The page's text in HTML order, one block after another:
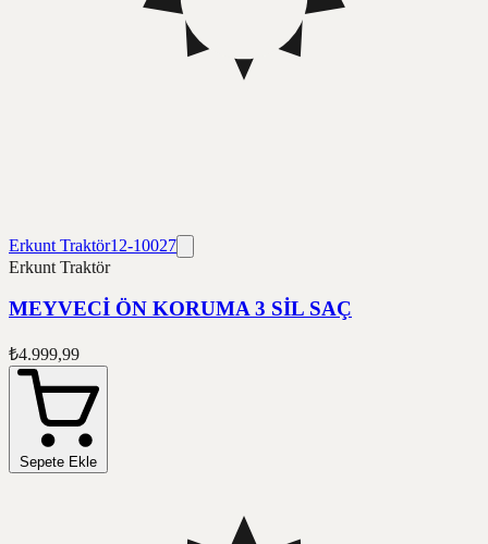
Erkunt Traktör12-10027
Erkunt Traktör
MEYVECİ ÖN KORUMA 3 SİL SAÇ
₺4.999,99
Sepete Ekle